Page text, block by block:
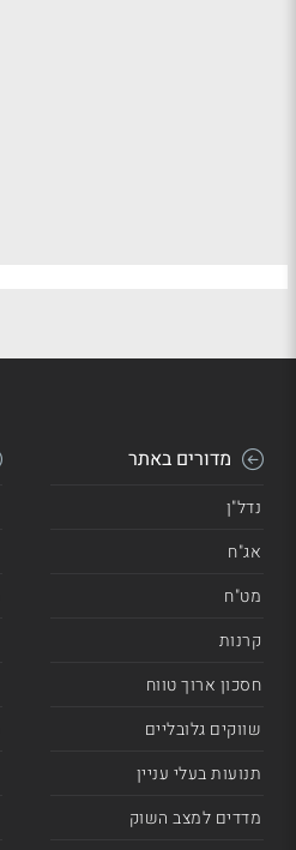
מדורים באתר
נדל"ן
אג"ח
מט"ח
קרנות
חסכון ארוך טווח
שווקים גלובליים
תנועות בעלי עניין
מדדים למצב השוק